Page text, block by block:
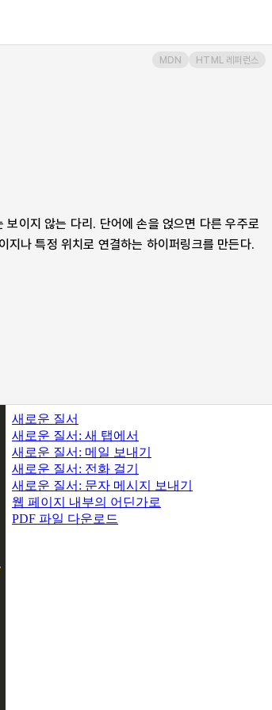
이지 않는 다리. 단어에 손을 얹으면 다른 우주로
지나 특정 위치로 연결하는 하이퍼링크를 만든다.
MDN HTML 레퍼런스